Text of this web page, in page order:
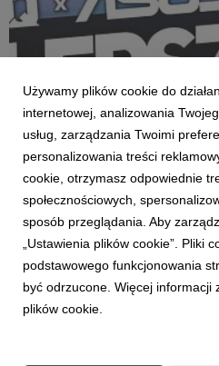
TECHINSTYLE
DAFUQ x ASUS -
serwisach
20 maja 2024
Witajcie w kolejnym odcinku
filmami i serialami do obejrzenia
Zaczynamy!
Używamy plików cookie do
internetowej, analizowania
usług, zarządzania Twoimi
personalizowania treści
cookie, otrzymasz odpowiednie
społecznościowych,
sposób przeglądania. Aby
„Ustawienia plików cookie”. Pliki
podstawowego funkcjonowania
być odrzucone. Więcej informacji
plików cookie.